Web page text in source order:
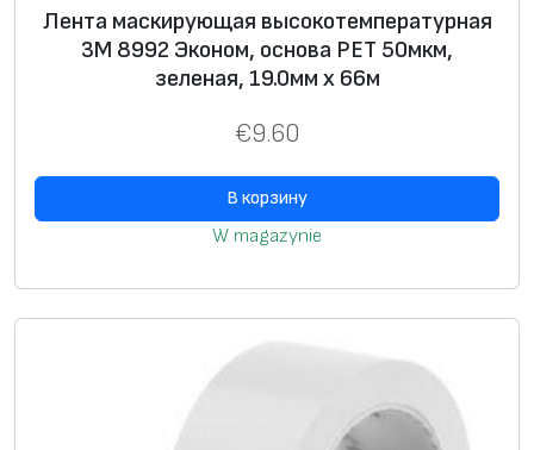
Лента маскирующая высокотемпературная
3М 8992 Эконом, основа РЕТ 50мкм,
зеленая, 19.0мм x 66м
€9.60
В корзину
W magazynie